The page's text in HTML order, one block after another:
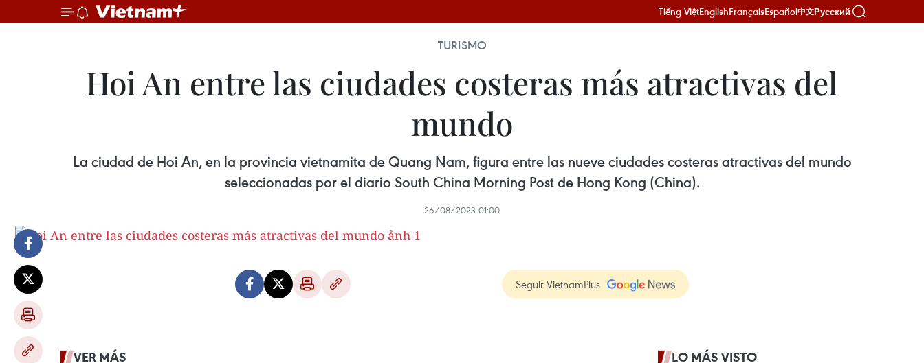
Tiếng ViệtEnglishFrançaisEspañol中文Русский
TURISMO
Hoi An entre las ciudades costeras más atractivas del
mundo
La ciudad de Hoi An, en la provincia vietnamita de Quang Nam, figura entre las nueve ciudades costeras atractivas del mundo
seleccionadas por el diario South China Morning Post de Hong Kong (China).
26/08/2023 01:00
Seguir VietnamPlus
VER MÁS LO MÁS VISTO